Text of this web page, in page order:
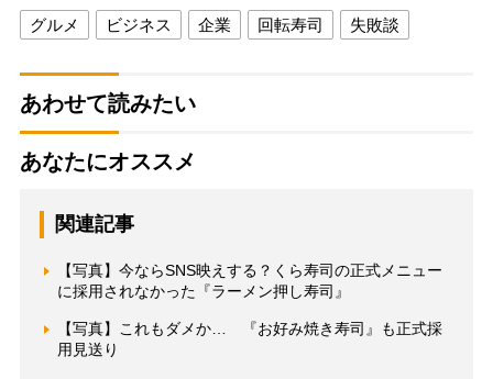
グルメ ビジネス 企業 回転寿司 失敗談
あわせて読みたい
あなたにオススメ
関連記事
【写真】今ならSNS映えする？くら寿司の正式メニュー
に採用されなかった『ラーメン押し寿司』
【写真】これもダメか… 『お好み焼き寿司』も正式採
用見送り